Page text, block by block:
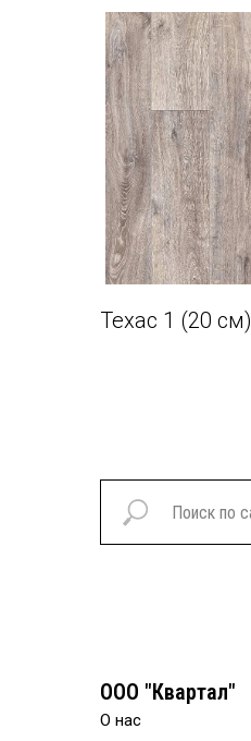
Техас 1 (20 см)
ООО "Квартал"
О нас